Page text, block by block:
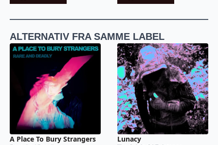
ALTERNATIV FRA SAMME LABEL
A Place To Bury Strangers Lunacy